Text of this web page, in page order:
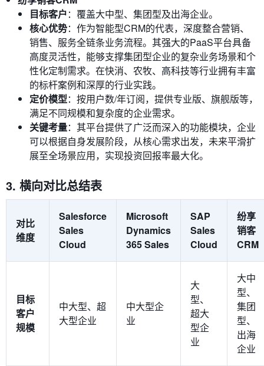
目标客户：覆盖大中型、集团型及出海企业。
核心优势：作为智能型CRM的代表，深度整合营销、
销售、服务全链条业务流程。其强大的PaaS平台具备
高度灵活性，能够支撑集团型企业的复杂业务场景和个
性化定制需求。在快消、农牧、高科技等行业拥有丰富
的标杆案例和深厚的行业实践。
定价模型：按用户数/年订阅，提供专业版、旗舰版等，
满足不同规模和复杂度的企业需求。
关键考量：其平台提供了广泛而深入的功能模块，企业
可以根据自身发展阶段，从核心需求出发，未来平滑扩
展至全场景应用，实现投资回报率最大化。
3. 横向对比总结表
对比
维度
Salesforce
Sales
Cloud
Microsoft
Dynamics
365 Sales
SAP
Sales
Cloud
纷享
销客
CRM
目标
客户
规模
中大型、超
大型企业
中大型企
业
大
型、
超大
型企
业
大中
型、
集团
型、
出海
企业